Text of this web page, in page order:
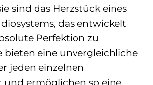
sind das Herzstück eines
das entwickelt
Perfektion zu
bieten eine unvergleichliche
jeden einzelnen
und ermöglichen so eine